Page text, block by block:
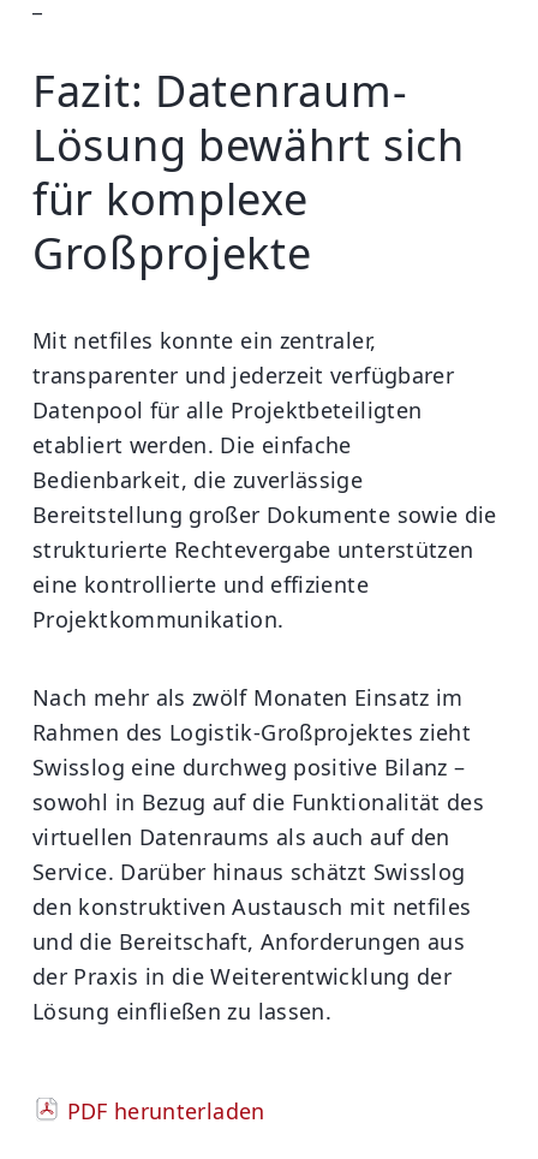
Fazit: Datenraum-
Lösung bewährt sich
für komplexe
Großprojekte
Mit netfiles konnte ein zentraler,
transparenter und jederzeit verfügbarer
Datenpool für alle Projektbeteiligten
etabliert werden. Die einfache
Bedienbarkeit, die zuverlässige
Bereitstellung großer Dokumente sowie die
strukturierte Rechtevergabe unterstützen
eine kontrollierte und effiziente
Projektkommunikation.
Nach mehr als zwölf Monaten Einsatz im
Rahmen des Logistik-Großprojektes zieht
Swisslog eine durchweg positive Bilanz –
sowohl in Bezug auf die Funktionalität des
virtuellen Datenraums als auch auf den
Service. Darüber hinaus schätzt Swisslog
den konstruktiven Austausch mit netfiles
und die Bereitschaft, Anforderungen aus
der Praxis in die Weiterentwicklung der
Lösung einfließen zu lassen.
PDF herunterladen